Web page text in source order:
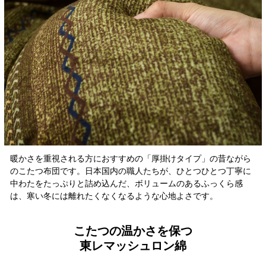
暖かさを重視される方におすすめの「厚掛けタイプ」の昔ながら
のこたつ布団です。日本国内の職人たちが、ひとつひとつ丁寧に
中わたをたっぷりと詰め込んだ、ボリュームのあるふっくら感
は、寒い冬には離れたくなくなるような心地よさです。
こたつの温かさを保つ
東レマッシュロン綿